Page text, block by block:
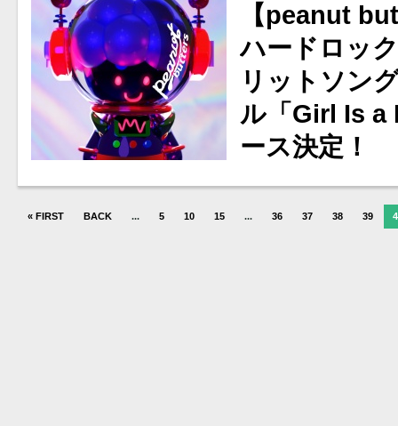
【peanut
ハードロッ
リットソン
ル「Girl Is a
ース決定！
« FIRST BACK ... 5 10 15 ... 36 37 38 39